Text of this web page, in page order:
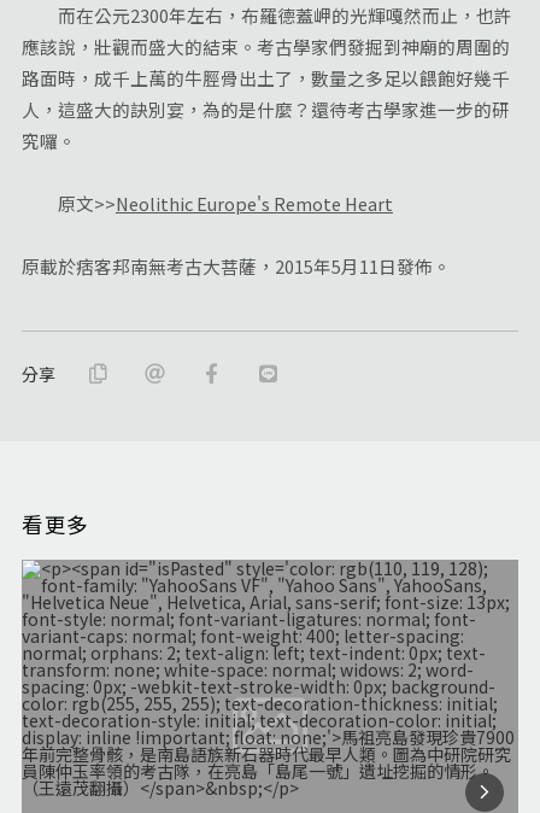
而在公元2300年左右，布羅德蓋岬的光輝嘎然而止，也許
應該說，壯觀而盛大的結束。考古學家們發掘到神廟的周圍的
路面時，成千上萬的牛脛骨出土了，數量之多足以餵飽好幾千
人，這盛大的訣別宴，為的是什麼？還待考古學家進一步的研
究囉。
原文>>Neolithic Europe's Remote Heart
原載於痞客邦南無考古大菩薩，2015年5月11日發佈。
分享
看更多